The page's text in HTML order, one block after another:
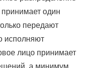
один
передают
исполняют
лицо принимает
а минимум